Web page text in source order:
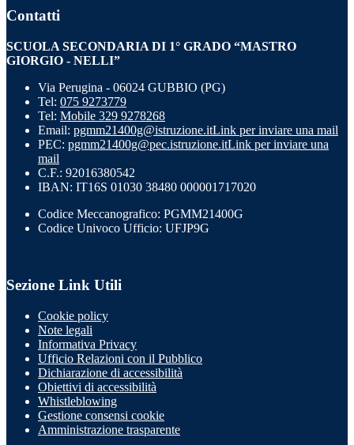
Contatti
SCUOLA SECONDARIA DI 1° GRADO “MASTRO
GIORGIO - NELLI”
Via Perugina - 06024 GUBBIO (PG)
Tel: 075 9273779
Tel: Mobile 329 9278268
Email: pgmm21400g@istruzione.itLink per inviare una mail
PEC: pgmm21400g@pec.istruzione.itLink per inviare una
mail
C.F.: 92016380542
IBAN: IT16S 01030 38480 000001717020
Codice Meccanografico: PGMM21400G
Codice Univoco Ufficio: UFJP9G
Sezione Link Utili
Cookie policy
Note legali
Informativa Privacy
Ufficio Relazioni con il Pubblico
Dichiarazione di accessibilità
Obiettivi di accessibilità
Whistleblowing
Gestione consensi cookie
Amministrazione trasparente